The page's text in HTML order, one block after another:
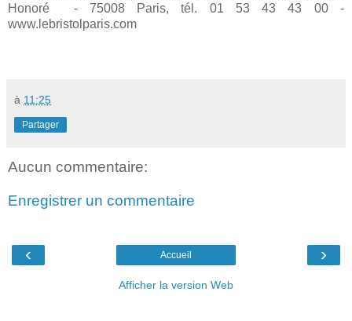
Honoré - 75008 Paris, tél. 01 53 43 43 00 -
www.lebristolparis.com
à 11:25
Partager
Aucun commentaire:
Enregistrer un commentaire
‹ ›
Accueil
Afficher la version Web